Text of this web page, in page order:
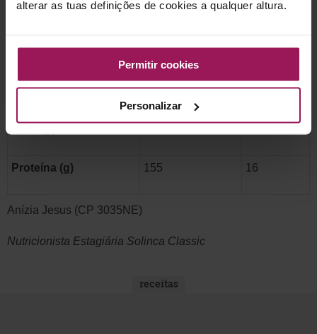
alterar as tuas definições de cookies a qualquer altura.
Permitir cookies
Personalizar
(g)
Açúcares (g) 27 3
Proteína (g) 155 16
Anízia Jesus (CP 3035NE)
Nutricionista Estagiária Solinca Classic
receitas